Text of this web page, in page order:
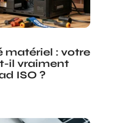
: votre
il vraiment
ISO ?